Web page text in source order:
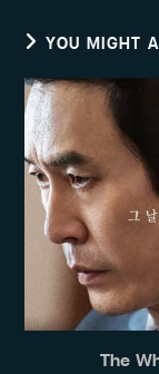
YOU MIGHT
The